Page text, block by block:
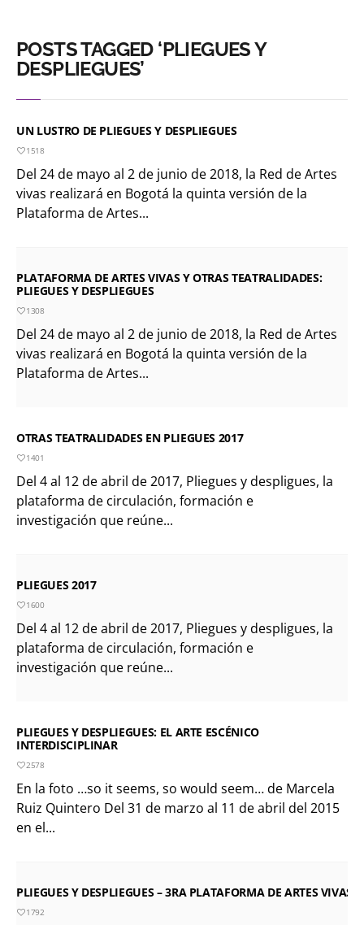
POSTS TAGGED ‘PLIEGUES Y
DESPLIEGUES’
UN LUSTRO DE PLIEGUES Y DESPLIEGUES
1518
Del 24 de mayo al 2 de junio de 2018, la Red de Artes
vivas realizará en Bogotá la quinta versión de la
Plataforma de Artes...
PLATAFORMA DE ARTES VIVAS Y OTRAS TEATRALIDADES:
PLIEGUES Y DESPLIEGUES
1308
Del 24 de mayo al 2 de junio de 2018, la Red de Artes
vivas realizará en Bogotá la quinta versión de la
Plataforma de Artes...
OTRAS TEATRALIDADES EN PLIEGUES 2017
1401
Del 4 al 12 de abril de 2017, Pliegues y despligues, la
plataforma de circulación, formación e
investigación que reúne...
PLIEGUES 2017
1600
Del 4 al 12 de abril de 2017, Pliegues y despligues, la
plataforma de circulación, formación e
investigación que reúne...
PLIEGUES Y DESPLIEGUES: EL ARTE ESCÉNICO
INTERDISCIPLINAR
2578
En la foto …so it seems, so would seem… de Marcela
Ruiz Quintero Del 31 de marzo al 11 de abril del 2015
en el...
PLIEGUES Y DESPLIEGUES – 3RA PLATAFORMA DE ARTES VIVAS
1792